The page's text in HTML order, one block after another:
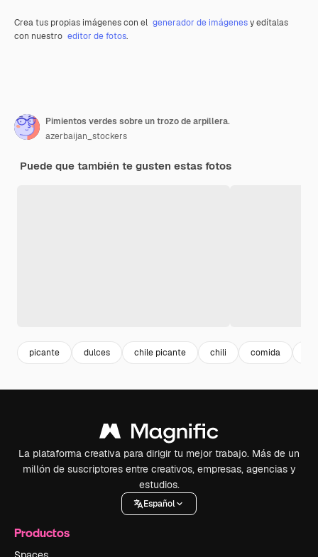
Crea tus propias imágenes con el generador de imágenesy edítalas
con nuestro editor de fotos.
Pimientos verdes sobre un trozo de arpillera.
azerbaijan_stockers
Puede que también te gusten estas fotos
picante dulces chile picante chili comida
La plataforma creativa para dirigir tu mejor trabajo. Más de un
millón de suscriptores entre creativos, empresas, agencias y
estudios.
Español
Productos